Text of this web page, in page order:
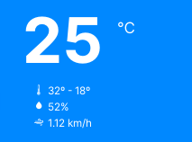
25 ℃
32º - 18º
52%
1.12 km/h